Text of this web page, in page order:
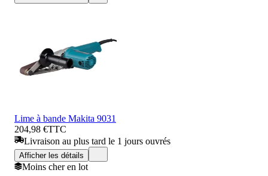
Lime à bande Makita 9031
204,98 €TTC
Livraison au plus tard le 1 jours ouvrés
Afficher les détails
Moins cher en lot